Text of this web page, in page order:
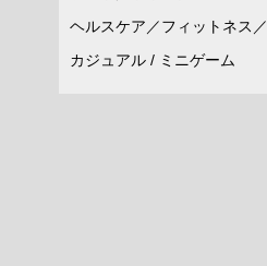
ヘルスケア／フィットネス
カジュアル / ミニゲーム